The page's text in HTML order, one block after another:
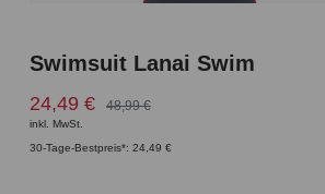
Swimsuit Lanai Swim
24,49 € 48,99 €
inkl. MwSt.
30-Tage-Bestpreis*: 24,49 €